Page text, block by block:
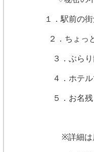
１．駅前の
２．ちょっ
３．ぶら
４．ホテ
５．お名
※詳細は